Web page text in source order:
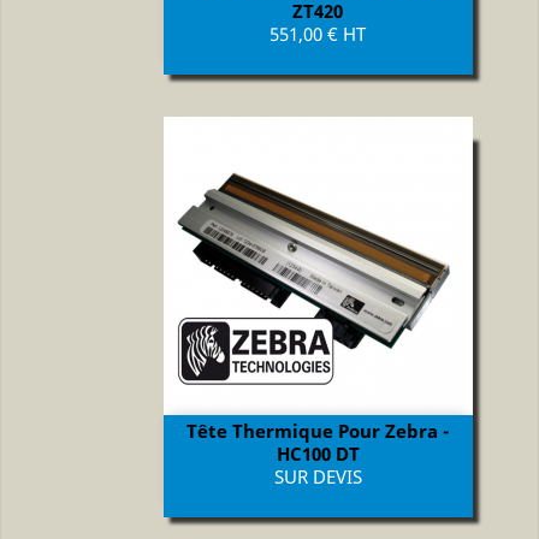
ZT420
Prix
551,00 € HT
Tête Thermique Pour Zebra -
HC100 DT
Prix
SUR DEVIS